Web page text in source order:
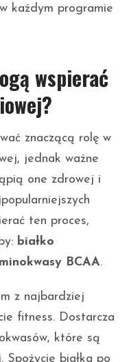
każdym programie
wspierać
znaczącą rolę w
jednak ważne
one zdrowej i
ten proces,
białko
BCAA.
z najbardziej
fitness. Dostarcza
które są
Spożycie białka po